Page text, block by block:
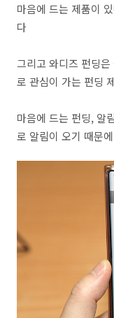
마음에 드는 제품이
다
그리고 와디즈 펀딩
로 관심이 가는 펀딩
마음에 드는 펀딩, 알
로 알림이 오기 때문